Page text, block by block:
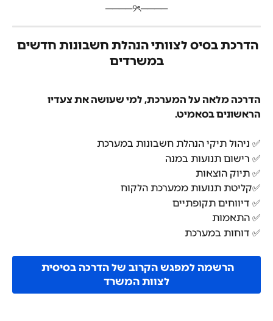
​────୨ৎ────
הדרכת בסיס לצוותי הנהלת חשבונות חדשים
במשרדים
הדרכה מלאה על המערכת, למי שעושה את צעדיו
הראשונים בסאמיט.
✅ ניהול תיקי הנהלת חשבונות במערכת
✅ רישום תנועות במנה
✅ תיוק הוצאות
✅קליטת תנועות ממערכת הלקוח
✅ דיווחים תקופתיים
✅ התאמות
✅ דוחות במערכת
הרשמה למפגש הקרוב של הדרכה בסיסית
לצוות המשרד